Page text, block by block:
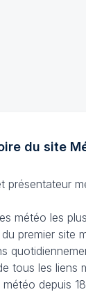
du site
présentateur
météo les
premier
tous les
depuis